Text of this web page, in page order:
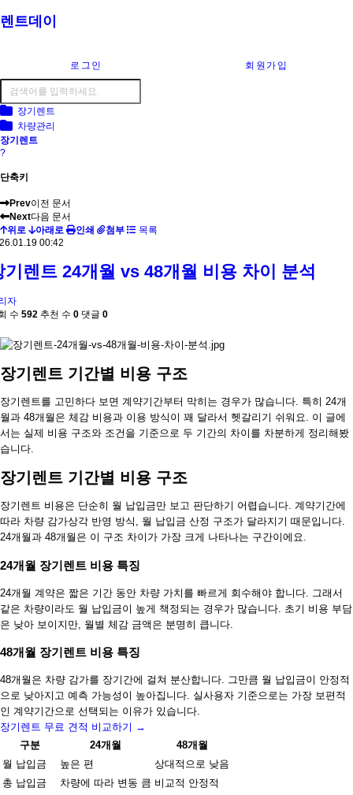
렌트데이
로그인 회원가입
장기렌트
차량관리
장기렌트
?
단축키
Prev이전 문서
Next다음 문서
위로
아래로 인쇄 첨부
목록
00:42
기렌트 24개월 vs 48개월 비용 차이 분석
자
수 592 추천 수 0 댓글 0
장기렌트 기간별 비용 구조
장기렌트를 고민하다 보면 계약기간부터 막히는 경우가 많습니다. 특히 24개
월과 48개월은 체감 비용과 이용 방식이 꽤 달라서 헷갈리기 쉬워요. 이 글에
서는 실제 비용 구조와 조건을 기준으로 두 기간의 차이를 차분하게 정리해봤
습니다.
장기렌트 기간별 비용 구조
장기렌트 비용은 단순히 월 납입금만 보고 판단하기 어렵습니다. 계약기간에
따라 차량 감가상각 반영 방식, 월 납입금 산정 구조가 달라지기 때문입니다.
24개월과 48개월은 이 구조 차이가 가장 크게 나타나는 구간이에요.
24개월 장기렌트 비용 특징
24개월 계약은 짧은 기간 동안 차량 가치를 빠르게 회수해야 합니다. 그래서
같은 차량이라도 월 납입금이 높게 책정되는 경우가 많습니다. 초기 비용 부담
은 낮아 보이지만, 월별 체감 금액은 분명히 큽니다.
48개월 장기렌트 비용 특징
48개월은 차량 감가를 장기간에 걸쳐 분산합니다. 그만큼 월 납입금이 안정적
으로 낮아지고 예측 가능성이 높아집니다. 실사용자 기준으로는 가장 보편적
인 계약기간으로 선택되는 이유가 있습니다.
장기렌트 무료 견적 비교하기 →
구분
24개월
48개월
월 납입금
높은 편
상대적으로 낮음
총 납입금
차량에 따라 변동 큼 비교적 안정적